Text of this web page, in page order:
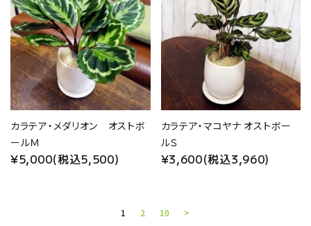
カラテア・メダリオン オストボ
ールＭ
¥5,000(税込5,500)
カラテア・マコヤナ オストボー
ルＳ
¥3,600(税込3,960)
1 2 10
>